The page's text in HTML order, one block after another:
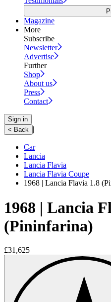
Magazine
More
Subscribe
Newsletter
Advertise
Further
Shop
About us
Press
Contact
Sign in
< Back |
Car
Lancia
Lancia Flavia
Lancia Flavia Coupe
1968 | Lancia Flavia 1.8
1968 | Lancia
(Pininfarina)
£31,625